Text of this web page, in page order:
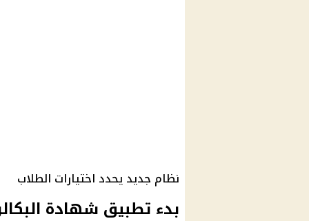
نظام جديد يحدد اختيارات الطلاب